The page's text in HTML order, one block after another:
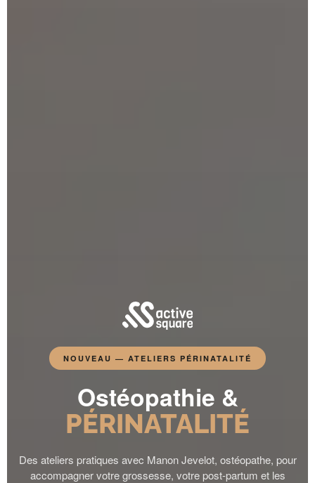
NOUVEAU — ATELIERS PÉRINATALITÉ
Ostéopathie &
PÉRINATALITÉ
Des ateliers pratiques avec Manon Jevelot, ostéopathe, pour
accompagner votre grossesse, votre post-partum et les